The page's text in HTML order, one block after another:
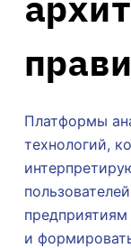
Платформы
технологий,
предприятиям
и